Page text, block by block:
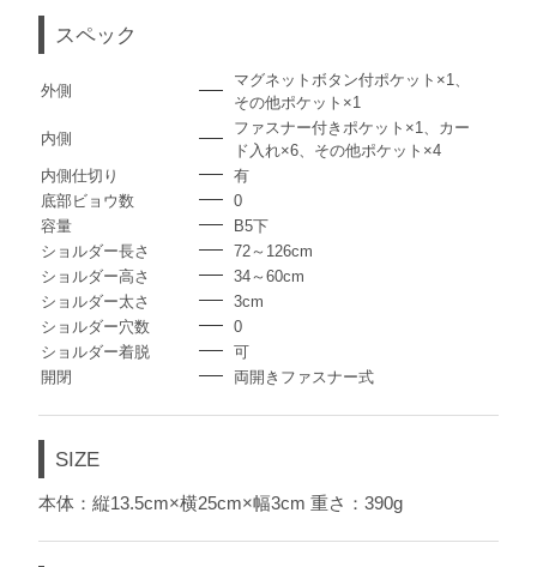
スペック
外側
マグネットボタン付ポケット×1、
その他ポケット×1
内側
ファスナー付きポケット×1、カー
ド入れ×6、その他ポケット×4
内側仕切り
有
底部ビョウ数
0
容量
B5下
ショルダー長さ
72～126cm
ショルダー高さ
34～60cm
ショルダー太さ
3cm
ショルダー穴数
0
ショルダー着脱
可
開閉
両開きファスナー式
SIZE
本体：縦13.5cm×横25cm×幅3cm 重さ：390g